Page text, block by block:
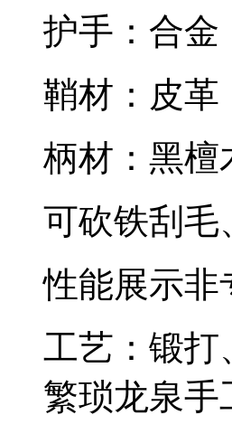
护手：合金
鞘材：皮革
柄材：黑檀
可砍铁刮毛
性能展示非
工艺：锻打
繁琐龙泉手